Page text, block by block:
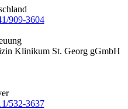
909-3604
Klinikum St. Georg gGmbH
532-3637